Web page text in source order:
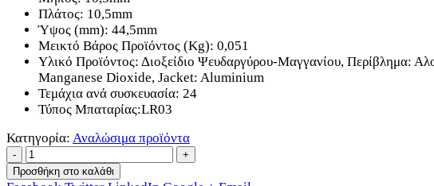
Πλάτος: 10,5mm
Ύψος (mm): 44,5mm
Μεικτό Βάρος Προϊόντος (Kg): 0,051
Υλικό Προϊόντος: Διοξείδιο Ψευδαργύρου-Μαγγανίου, Περίβλημα:
Manganese Dioxide, Jacket: Aluminium
Τεμάχια ανά συσκευασία: 24
Τύπος Μπαταρίας:LR03
Κατηγορία: Αναλώσιμα προϊόντα
-
+
Προσθήκη στο καλάθι